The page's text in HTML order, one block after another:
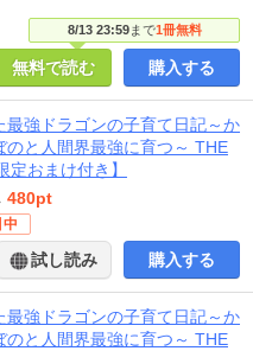
8/13 23:59まで1冊無料
無料で読む 購入する
最強ドラゴンの子育て日記～か
のと人間界最強に育つ～ THE
おまけ付き】
480pt
中
試し読み 購入する
最強ドラゴンの子育て日記～か
のと人間界最強に育つ～ THE